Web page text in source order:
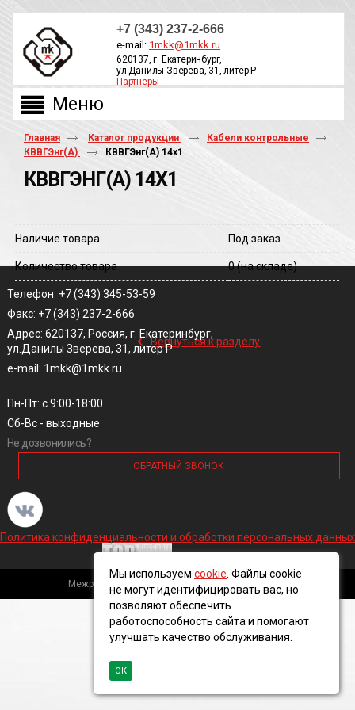
+7 (343) 237-2-666
e-mail: 1mkk@1mkk.ru
620137, г. Екатеринбург,
ул.Данилы Зверева, 31, литер Р
Партнеры
Главная Каталог продукции
Кабели контрольные
КВВГЭнг(А)
КВВГЭнг(A) 14х1
КВВГЭНГ(A) 14Х1
Наличие товара Под заказ
Количество товара 0(на складе)
‹ Вернуться к разделу
Телефон: +7 (343) 345-53-59
Факс: +7 (343) 237-2-666
Адрес: 620137, Россия, г. Екатеринбург,
ул.Данилы Зверева, 31, литер Р
e-mail: 1mkk@1mkk.ru
Пн-Пт: с 9:00-18:00
Сб-Вс - выходные
Не дозвонились?
ОБРАТНЫЙ ЗВОНОК
Политика конфиденциальности и обработки персональных данных
Межрегиональная кабельная компания, 2016 ©
Мы используем cookie . Файлы cookie
не могут идентифицировать вас, но
позволяют обеспечить
работоспособность сайта и помогают
улучшать качество обслуживания.
ОК